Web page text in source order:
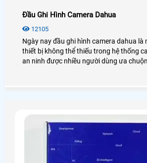
Đầu Ghi Hình Camera Dahua
12105
Ngày nay đầu ghi hình camera dahua
thiết bị không thể thiếu trong hệ thống
an ninh được nhiều người dùng ưa